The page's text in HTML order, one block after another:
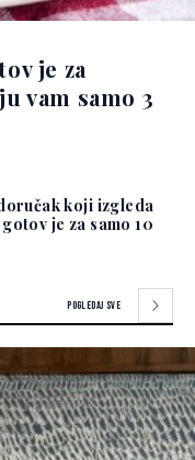
je za
vam samo 3
koji izgleda
je za samo 10
POGLEDAJ SVE